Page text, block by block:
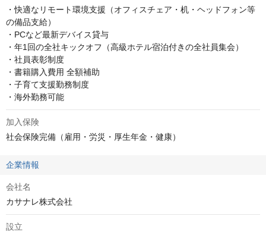
・快適なリモート環境支援（オフィスチェア・机・ヘッドフォン等
の備品支給）
・PCなど最新デバイス貸与
・年1回の全社キックオフ（高級ホテル宿泊付きの全社員集会）
・社員表彰制度
・書籍購入費用 全額補助
・子育て支援勤務制度
・海外勤務可能
加入保険
社会保険完備（雇用・労災・厚生年金・健康）
企業情報
会社名
カサナレ株式会社
設立